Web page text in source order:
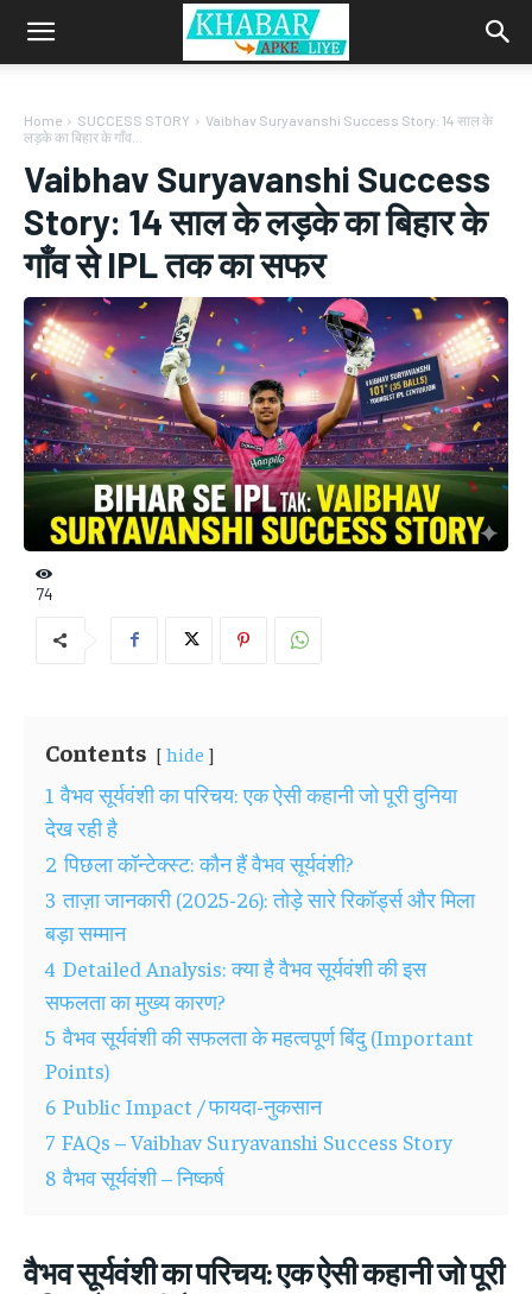
Home SUCCESS STORY
Vaibhav Suryavanshi Success Story: 14 साल के
लड़के का बिहार के गाँव...
Vaibhav Suryavanshi Success
Story: 14 साल के लड़के का बिहार के
गाँव से IPL तक का सफर
74
Contents hide
1 वैभव सूर्यवंशी का परिचय: एक ऐसी कहानी जो पूरी दुनिया
देख रही है
2 पिछला कॉन्टेक्स्ट: कौन हैं वैभव सूर्यवंशी?
3 ताज़ा जानकारी (2025-26): तोड़े सारे रिकॉर्ड्स और मिला
बड़ा सम्मान
4 Detailed Analysis: क्या है वैभव सूर्यवंशी की इस
सफलता का मुख्य कारण?
5 वैभव सूर्यवंशी की सफलता के महत्वपूर्ण बिंदु (Important
Points)
6 Public Impact / फायदा-नुकसान
7 FAQs – Vaibhav Suryavanshi Success Story
8 वैभव सूर्यवंशी – निष्कर्ष
वैभव सूर्यवंशी का परिचय: एक ऐसी कहानी जो पूरी